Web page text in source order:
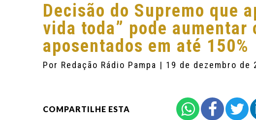
Decisão do Supremo que
vida toda” pode aumentar
aposentados em até 150%
Por Redação Rádio Pampa | 19 de dezembro de
COMPARTILHE ESTA